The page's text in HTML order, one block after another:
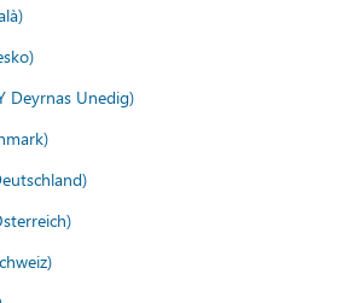
Deyrnas Unedig)